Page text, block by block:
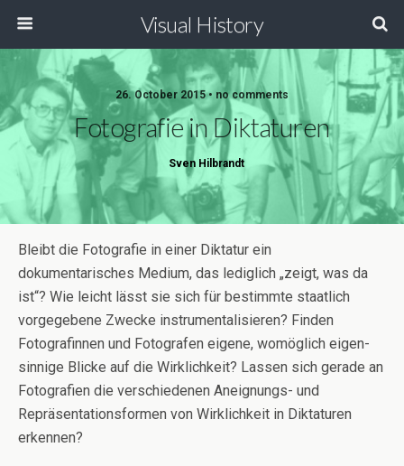
Visual History
26. October 2015 • no comments
Fotografie in Diktaturen
Sven Hilbrandt
Bleibt die Fotografie in einer Diktatur ein
dokumentarisches Medium, das lediglich „zeigt, was da
ist“? Wie leicht lässt sie sich für bestimmte staatlich
vorgegebene Zwecke instrumentalisieren? Finden
Fotografinnen und Fotografen eigene, womöglich eigen-
sinnige Blicke auf die Wirklichkeit? Lassen sich gerade an
Fotografien die verschiedenen Aneignungs- und
Repräsentationsformen von Wirklichkeit in Diktaturen
erkennen?